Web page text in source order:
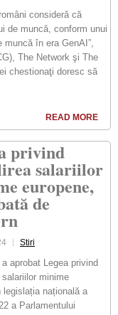
consideră că
de muncă, conform unui
muncă în era GenAI”,
The Network şi The
chestionaţi doresc să
READ MORE
privind
salariilor
europene,
de
Stiri
aprobat Legea privind
minime
legislația națională a
a Parlamentului